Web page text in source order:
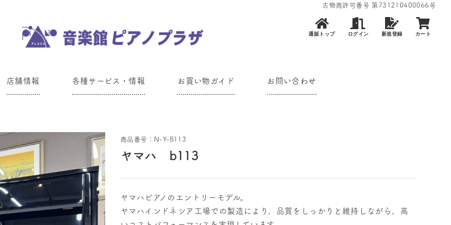
古物商許可番号 第731210400066号
店舗情報 各種サービス・情報 お買い物ガイド お問い合わせ
通販トップ ログイン 新規登録 カート
商品番号：N-Y-B113
ヤマハ b113
ヤマハピアノのエントリーモデル。
ヤマハインドネシア工場での製造により、品質をしっかりと維持しながら、高